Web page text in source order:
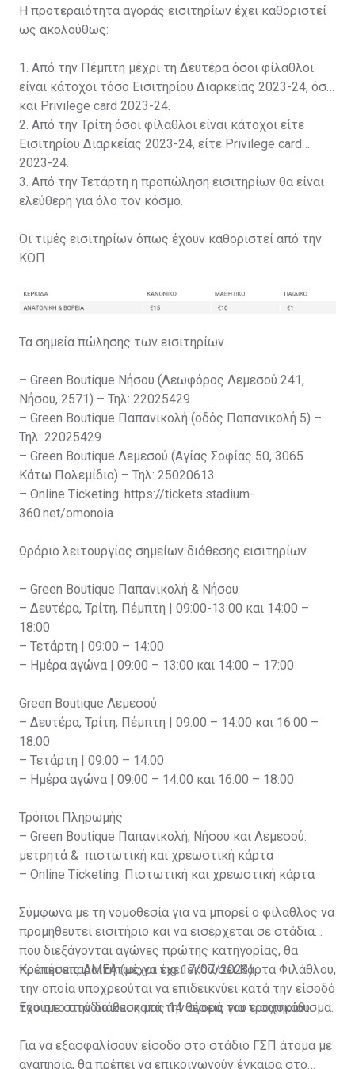
Η προτεραιότητα αγοράς εισιτηρίων έχει καθοριστεί
ως ακολούθως:
1. Από την Πέμπτη μέχρι τη Δευτέρα όσοι φίλαθλοι
είναι κάτοχοι τόσο Εισιτηρίου Διαρκείας 2023-24, όσο
και Privilege card 2023-24.
2. Από την Τρίτη όσοι φίλαθλοι είναι κάτοχοι είτε
Εισιτηρίου Διαρκείας 2023-24, είτε Privilege card
2023-24.
3. Από την Τετάρτη η προπώληση εισιτηρίων θα είναι
ελεύθερη για όλο τον κόσμο.
Οι τιμές εισιτηρίων όπως έχουν καθοριστεί από την
ΚΟΠ
Τα σημεία πώλησης των εισιτηρίων
– Green Boutique Νήσου (Λεωφόρος Λεμεσού 241,
Νήσου, 2571) – Τηλ: 22025429
– Green Boutique Παπανικολή (οδός Παπανικολή 5) –
Τηλ: 22025429
– Green Boutique Λεμεσού (Αγίας Σοφίας 50, 3065
Κάτω Πολεμίδια) – Τηλ: 25020613
– Online Ticketing: https://tickets.stadium-
360.net/omonoia
Ωράριο λειτουργίας σημείων διάθεσης εισιτηρίων
– Green Boutique Παπανικολή & Νήσου
– Δευτέρα, Τρίτη, Πέμπτη | 09:00-13:00 και 14:00 –
18:00
– Τετάρτη | 09:00 – 14:00
– Ημέρα αγώνα | 09:00 – 13:00 και 14:00 – 17:00
Green Boutique Λεμεσού
– Δευτέρα, Τρίτη, Πέμπτη | 09:00 – 14:00 και 16:00 –
18:00
– Τετάρτη | 09:00 – 14:00
– Ημέρα αγώνα | 09:00 – 14:00 και 16:00 – 18:00
Τρόποι Πληρωμής
– Green Boutique Παπανικολή, Νήσου και Λεμεσού:
μετρητά & πιστωτική και χρεωστική κάρτα
– Online Ticketing: Πιστωτική και χρεωστική κάρτα
Σύμφωνα με τη νομοθεσία για να μπορεί ο φίλαθλος να
προμηθευτεί εισιτήριο και να εισέρχεται σε στάδια
που διεξάγονται αγώνες πρώτης κατηγορίας, θα
πρέπει απαραιτήτως να έχει εκδώσει Κάρτα Φιλάθλου,
την οποία υποχρεούται να επιδεικνύει κατά την είσοδό
του στο στάδιο και κατά την αγορά του εισιτηρίου.
Κρατήσεις ΑΜΕΑ (μέχρι τις 17/07/2023)
Έχουμε στην διάθεση μας 14 θέσεις για τροχοκάθισμα.
Για να εξασφαλίσουν είσοδο στο στάδιο ΓΣΠ άτομα με
αναπηρία, θα πρέπει να επικοινωνούν έγκαιρα στο